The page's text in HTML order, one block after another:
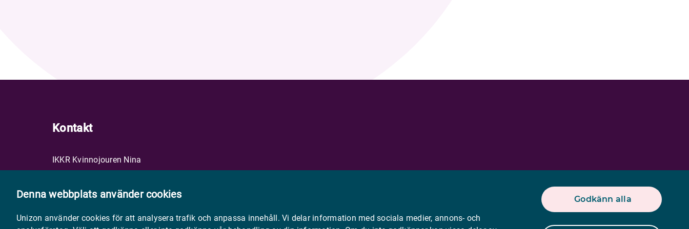
Denna webbplats använder cookies
Unizon använder cookies för att analysera trafik och anpassa innehåll. Vi delar information med sociala medier, annons- och
Godkänn alla
Kontakt
IKKR Kvinnojouren Nina
070 717 85 77
info@ikkr.org